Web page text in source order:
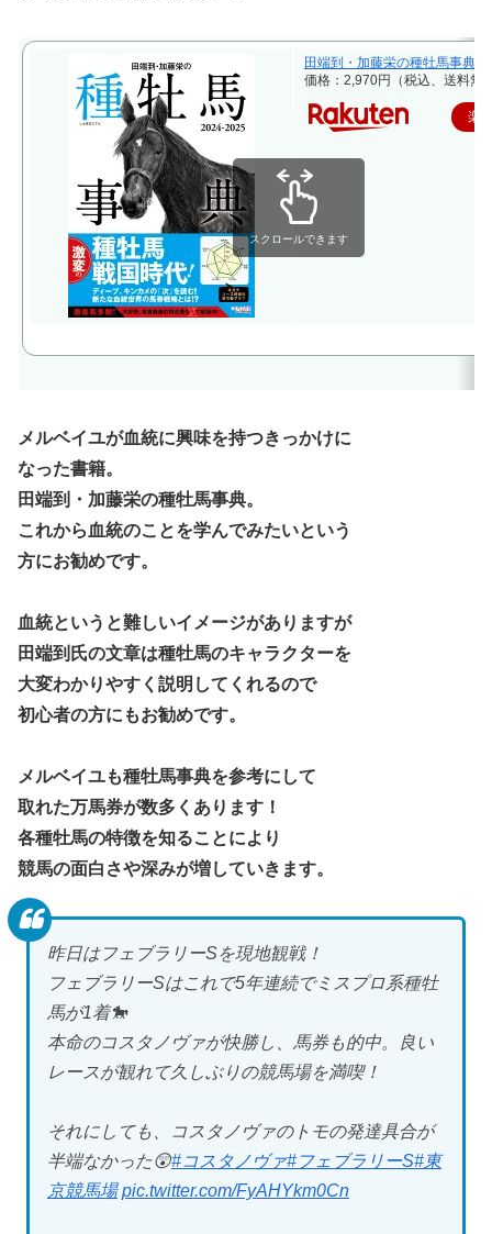
田端到・加藤栄の種牡馬事典
価格：2,970円（税込、送料無
楽
スクロールできます
メルベイユが血統に興味を持つきっかけに
なった書籍。
田端到・加藤栄の種牡馬事典。
これから血統のことを学んでみたいという
方にお勧めです。
血統というと難しいイメージがありますが
田端到氏の文章は種牡馬のキャラクターを
大変わかりやすく説明してくれるので
初心者の方にもお勧めです。
メルベイユも種牡馬事典を参考にして
取れた万馬券が数多くあります！
各種牡馬の特徴を知ることにより
競馬の面白さや深みが増していきます。
昨日はフェブラリーSを現地観戦！
フェブラリーSはこれで5年連続でミスプロ系種牡
馬が1着🐎
本命のコスタノヴァが快勝し、馬券も的中。良い
レースが観れて久しぶりの競馬場を満喫！
それにしても、コスタノヴァのトモの発達具合が
半端なかった😲#コスタノヴァ#フェブラリーS#東
京競馬場 pic.twitter.com/FyAHYkm0Cn